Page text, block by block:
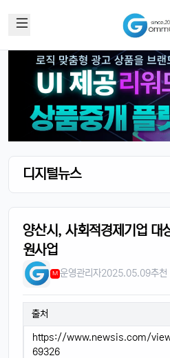
디지털뉴스
양산시, 사회적경제기업 대
원사업
M 운영관리자2025.05.09추천
출처
https://www.newsis.com/
69326